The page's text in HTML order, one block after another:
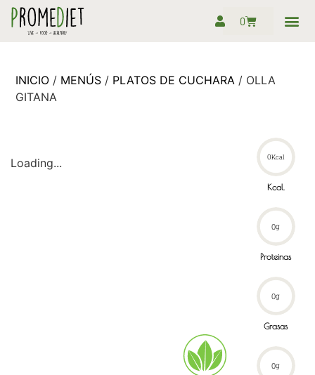
0
INICIO / MENÚS / PLATOS DE CUCHARA / OLLA
GITANA
Loading... 0Kcal
Kcal.
0g
Proteinas
0g
Grasas
0g